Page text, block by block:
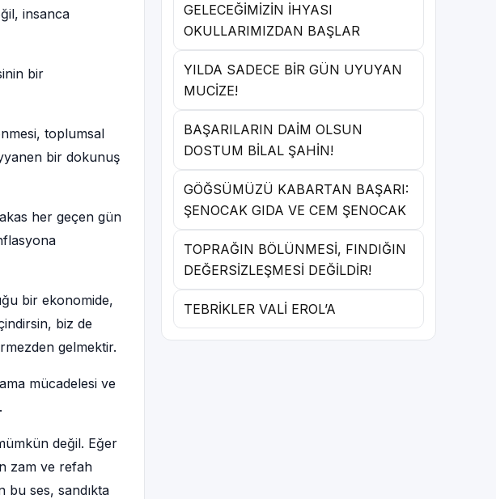
insanca
bir
toplumsal
bir dokunuş
her geçen gün
bir ekonomide,
biz de
gelmektir.
mücadelesi ve
değil. Eğer
zam ve refah
bu ses, sandıkta
GELECEĞİMİZİN İHYASI
OKULLARIMIZDAN BAŞLAR
YILDA SADECE BİR GÜN UYUYAN
MUCİZE!
BAŞARILARIN DAİM OLSUN
DOSTUM BİLAL ŞAHİN!
GÖĞSÜMÜZÜ KABARTAN BAŞARI:
ŞENOCAK GIDA VE CEM ŞENOCAK
TOPRAĞIN BÖLÜNMESİ, FINDIĞIN
DEĞERSİZLEŞMESİ DEĞİLDİR!
TEBRİKLER VALİ EROL’A